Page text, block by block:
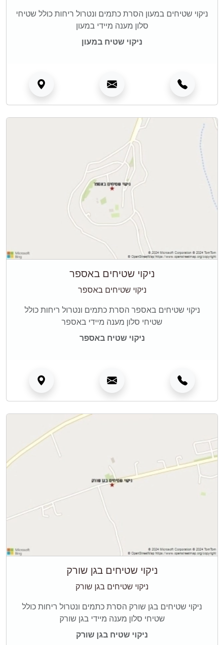
ניקוי שטיחים במעון הסרת כתמים ונטרול ריחות כולל שטיחי
סלון מענה מיידי במעון
ניקוי שטיח במעון
ניקוי שטיחים באספר
ניקוי שטיחים באספר
ניקוי שטיחים באספר הסרת כתמים ונטרול ריחות כולל
שטיחי סלון מענה מיידי באספר
ניקוי שטיח באספר
ניקוי שטיחים בגן שורק
ניקוי שטיחים בגן שורק
ניקוי שטיחים בגן שורק הסרת כתמים ונטרול ריחות כולל
שטיחי סלון מענה מיידי בגן שורק
ניקוי שטיח בגן שורק